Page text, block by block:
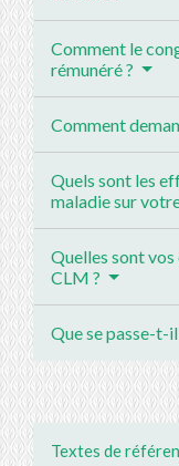
Comment le
rémunéré ?
Comment
Quels sont les
maladie sur
Quelles sont
CLM ?
Que se passe-t-
Textes de